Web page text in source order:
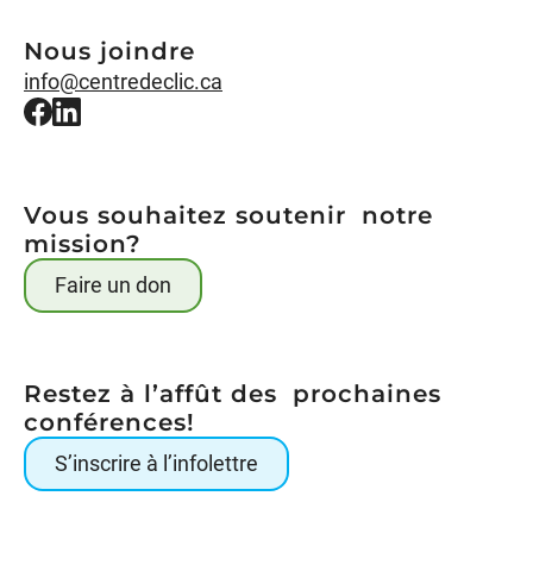
Nous joindre
info@centredeclic.ca
Vous souhaitez soutenir notre
mission?
Faire un don
Restez à l’affût des prochaines
conférences!
S’inscrire à l’infolettre